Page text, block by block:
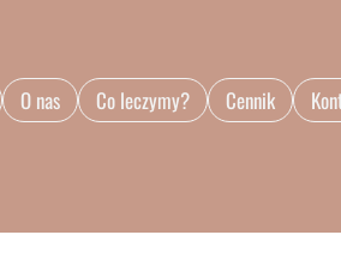
O nas Co leczymy? Cennik